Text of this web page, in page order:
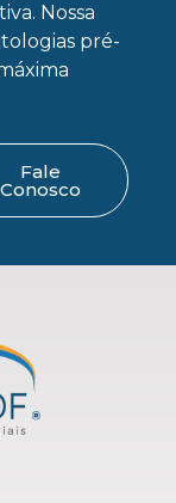
Nossa
pré-
Fale
Conosco